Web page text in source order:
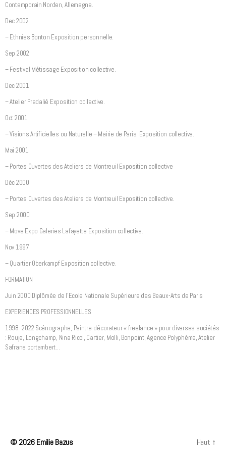
Contemporain Norden, Allemagne.
Dec 2002
– Ethnies Bonton Exposition personnelle.
Sep 2002
– Festival Métissage Exposition collective.
Dec 2001
– Atelier Pradalié Exposition collective.
Oct 2001
– Visions Artificielles ou Naturelle – Mairie de Paris. Exposition collective.
Mai 2001
– Portes Ouvertes des Ateliers de Montreuil Exposition collective
Déc 2000
– Portes Ouvertes des Ateliers de Montreuil Exposition collective.
Sep 2000
– Move Expo Galeries Lafayette Exposition collective.
Nov 1997
– Quartier Oberkampf Exposition collective.
FORMATION
Juin 2000 Diplômée de l’Ecole Nationale Supérieure des Beaux-Arts de Paris
EXPERIENCES PROFESSIONNELLES
1998 -2022 Scénographe, Peintre-décorateur « freelance » pour diverses sociétés
: Rouje, Longchamp, Nina Ricci, Cartier, Molli, Bonpoint, Agence Polyphème, Atelier
Safrane cortambert…
© 2026Emilie Bazus Haut ↑